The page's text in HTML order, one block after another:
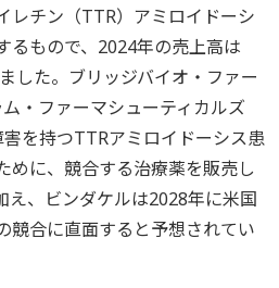
レチン（TTR）アミロイドーシ
るもので、2024年の売上高は
した。ブリッジバイオ・ファー
・ファーマシューティカルズ
を持つTTRアミロイドーシス患
めに、競合する治療薬を販売し
え、ビンダケルは2028年に米国
競合に直面すると予想されてい